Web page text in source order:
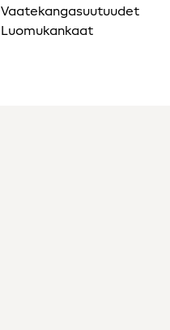
Vaatekangasuutuudet
Luomukankaat